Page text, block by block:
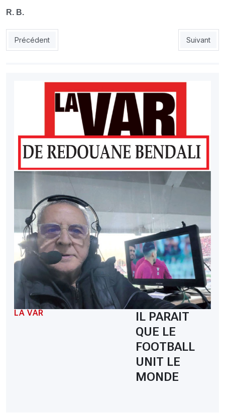
R. B.
Article précédent : AVEC LE TEMPS, TOUT S’EN VA…
Précédent Article
Suivant
LA VAR
IL PARAIT
QUE LE
FOOTBALL
UNIT LE
MONDE